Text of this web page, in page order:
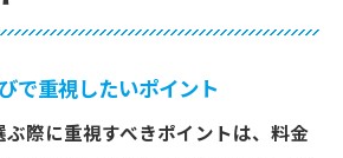
で重視したいポイント
際に重視すべきポイントは、料金